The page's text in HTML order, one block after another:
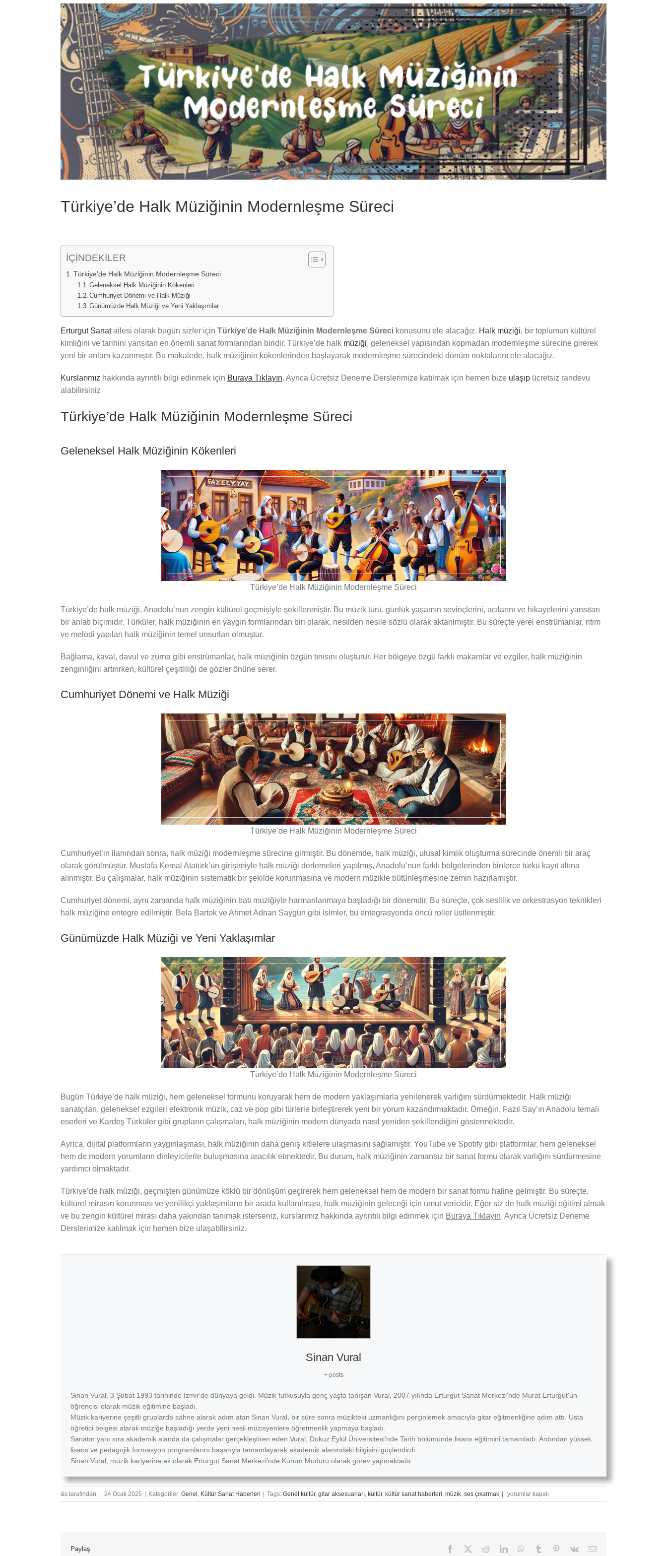
View
Larger
Image
Türkiye’de Halk Müziğinin Modernleşme Süreci
İÇİNDEKİLER
Türkiye’de Halk Müziğinin Modernleşme Süreci
Geleneksel Halk Müziğinin Kökenleri
Cumhuriyet Dönemi ve Halk Müziği
Günümüzde Halk Müziği ve Yeni Yaklaşımlar
Erturgut Sanatailesi olarak bugün sizler için Türkiye’de Halk Müziğinin Modernleşme Sürecikonusunu ele alacağız. Halk müziği, bir toplumun kültürel
kimliğini ve tarihini yansıtan en önemli sanat formlarından biridir. Türkiye’de halk müziği, geleneksel yapısından kopmadan modernleşme sürecine girerek
yeni bir anlam kazanmıştır. Bu makalede, halk müziğinin kökenlerinden başlayarak modernleşme sürecindeki dönüm noktalarını ele alacağız.
Kurslarımız hakkında ayrıntılı bilgi edinmek için Buraya Tıklayın. Ayrıca Ücretsiz Deneme Derslerimize katılmak için hemen bize ulaşıpücretsiz randevu
alabilirsiniz
Türkiye’de Halk Müziğinin Modernleşme Süreci
Geleneksel Halk Müziğinin Kökenleri
Türkiye’de Halk Müziğinin Modernleşme Süreci
Türkiye’de halk müziği, Anadolu’nun zengin kültürel geçmişiyle şekillenmiştir. Bu müzik türü, günlük yaşamın sevinçlerini, acılarını ve hikayelerini yansıtan
bir anlatı biçimidir. Türküler, halk müziğinin en yaygın formlarından biri olarak, nesilden nesile sözlü olarak aktarılmıştır. Bu süreçte yerel enstrümanlar, ritim
ve melodi yapıları halk müziğinin temel unsurları olmuştur.
Bağlama, kaval, davul ve zurna gibi enstrümanlar, halk müziğinin özgün tınısını oluşturur. Her bölgeye özgü farklı makamlar ve ezgiler, halk müziğinin
zenginliğini artırırken, kültürel çeşitliliği de gözler önüne serer.
Cumhuriyet Dönemi ve Halk Müziği
Türkiye’de Halk Müziğinin Modernleşme Süreci
Cumhuriyet’in ilanından sonra, halk müziği modernleşme sürecine girmiştir. Bu dönemde, halk müziği, ulusal kimlik oluşturma sürecinde önemli bir araç
olarak görülmüştür. Mustafa Kemal Atatürk’ün girişimiyle halk müziği derlemeleri yapılmış, Anadolu’nun farklı bölgelerinden binlerce türkü kayıt altına
alınmıştır. Bu çalışmalar, halk müziğinin sistematik bir şekilde korunmasına ve modern müzikle bütünleşmesine zemin hazırlamıştır.
Cumhuriyet dönemi, aynı zamanda halk müziğinin batı müziğiyle harmanlanmaya başladığı bir dönemdir. Bu süreçte, çok seslilik ve orkestrasyon teknikleri
halk müziğine entegre edilmiştir. Bela Bartok ve Ahmet Adnan Saygun gibi isimler, bu entegrasyonda öncü roller üstlenmiştir.
Günümüzde Halk Müziği ve Yeni Yaklaşımlar
Türkiye’de Halk Müziğinin Modernleşme Süreci
Bugün Türkiye’de halk müziği, hem geleneksel formunu koruyarak hem de modern yaklaşımlarla yenilenerek varlığını sürdürmektedir. Halk müziği
sanatçıları, geleneksel ezgileri elektronik müzik, caz ve pop gibi türlerle birleştirerek yeni bir yorum kazandırmaktadır. Örneğin, Fazıl Say’ın Anadolu temalı
eserleri ve Kardeş Türküler gibi grupların çalışmaları, halk müziğinin modern dünyada nasıl yeniden şekillendiğini göstermektedir.
Ayrıca, dijital platformların yaygınlaşması, halk müziğinin daha geniş kitlelere ulaşmasını sağlamıştır. YouTube ve Spotify gibi platformlar, hem geleneksel
hem de modern yorumların dinleyicilerle buluşmasına aracılık etmektedir. Bu durum, halk müziğinin zamansız bir sanat formu olarak varlığını sürdürmesine
yardımcı olmaktadır.
Türkiye’de halk müziği, geçmişten günümüze köklü bir dönüşüm geçirerek hem geleneksel hem de modern bir sanat formu haline gelmiştir. Bu süreçte,
kültürel mirasın korunması ve yenilikçi yaklaşımların bir arada kullanılması, halk müziğinin geleceği için umut vericidir. Eğer siz de halk müziği eğitimi almak
ve bu zengin kültürel mirası daha yakından tanımak isterseniz, kurslarımız hakkında ayrıntılı bilgi edinmek için Buraya Tıklayın. Ayrıca Ücretsiz Deneme
Derslerimize katılmak için hemen bize ulaşabilirsiniz.
Sinan Vural
+ posts
Sinan Vural, 3 Şubat 1993 tarihinde İzmir'de dünyaya geldi. Müzik tutkusuyla genç yaşta tanışan Vural, 2007 yılında Erturgut Sanat Merkezi'nde Murat Erturgut'un
öğrencisi olarak müzik eğitimine başladı.
Müzik kariyerine çeşitli gruplarda sahne alarak adım atan Sinan Vural, bir süre sonra müzikteki uzmanlığını perçinlemek amacıyla gitar eğitmenliğine adım attı. Usta
öğretici belgesi alarak müziğe başladığı yerde yeni nesil müzisyenlere öğretmenlik yapmaya başladı.
Sanatın yanı sıra akademik alanda da çalışmalar gerçekleştiren eden Vural, Dokuz Eylül Üniversitesi'nde Tarih bölümünde lisans eğitimini tamamladı. Ardından yüksek
lisans ve pedagojik formasyon programlarını başarıyla tamamlayarak akademik alanındaki bilgisini güçlendirdi.
Sinan Vural, müzik kariyerine ek olarak Erturgut Sanat Merkezi'nde Kurum Müdürü olarak görev yapmaktadır.
&s tarafından. | 24 Ocak 2025 | Kategoriler: Genel Kültür Sanat Haberleri | Tags: Genel kültür, gitar aksesuarları kültür, kültür sanat haberleri müzik ses çıkarmak |
Türkiye’de
Halk
yorumlar kapalı
Paylaş Facebook RedditLinkedInWhatsApp
Tumblr Pinterest
Vk
E-